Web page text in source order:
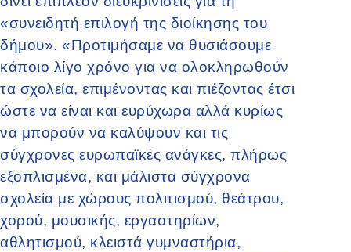
«συνειδητή επιλογή της διοίκησης του
δήμου». «Προτιμήσαμε να θυσιάσουμε
κάποιο λίγο χρόνο για να ολοκληρωθούν
τα σχολεία, επιμένοντας και πιέζοντας έτσι
ώστε να είναι και ευρύχωρα αλλά κυρίως
να μπορούν να καλύψουν και τις
σύγχρονες ευρωπαϊκές ανάγκες, πλήρως
εξοπλισμένα, και μάλιστα σύγχρονα
σχολεία με χώρους πολιτισμού, θεάτρου,
χορού, μουσικής, εργαστηρίων,
αθλητισμού, κλειστά γυμναστήρια,